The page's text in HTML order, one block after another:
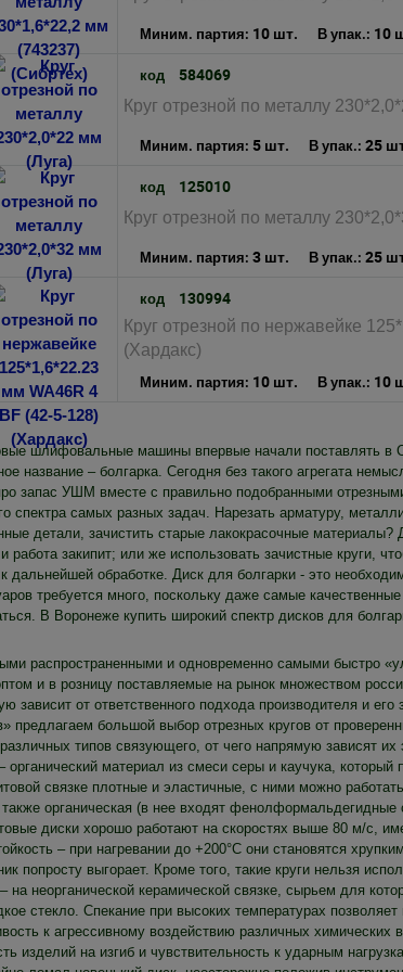
Миним. партия: 10 шт. В упак.: 10
код 584069
Круг отрезной по металлу
Миним. партия: 5 шт. В упак.: 25
код 125010
Круг отрезной по металлу
Миним. партия: 3 шт. В упак.: 25
код 130994
Круг отрезной по нержавейке
(Хардакс)
Миним. партия: 10 шт. В упак.: 10
шлифовальные машины впервые начали поставлять
название – болгарка. Сегодня без такого агрегата
запас УШМ вместе с правильно подобранными
спектра самых разных задач. Нарезать арматуру,
детали, зачистить старые лакокрасочные
и работа закипит; или же использовать зачистные круги,
дальнейшей обработке. Диск для болгарки - это
требуется много, поскольку даже самые
В Воронеже купить широкий спектр дисков для
распространенными и одновременно самыми быстро
и в розницу поставляемые на рынок множеством
зависит от ответственного подхода производителя и
предлагаем большой выбор отрезных кругов от
типов связующего, от чего напрямую зависят
органический материал из смеси серы и каучука,
связке плотные и эластичные, с ними можно
также органическая (в нее входят
диски хорошо работают на скоростях выше 80 м/с,
– при нагревании до +200°C они становятся
попросту выгорает. Кроме того, такие круги нельзя
на неорганической керамической связке, сырьем для
стекло. Спекание при высоких температурах
к агрессивному воздействию различных
изделий на изгиб и чувствительность к ударным